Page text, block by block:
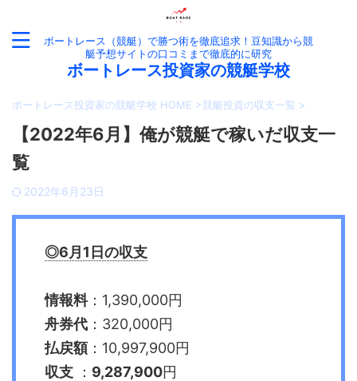
ボートレース（競艇）で勝つ術を徹底追求！豆知識から競
艇予想サイトの口コミまで徹底的に研究
ボートレース投資家の競艇学校
ボートレース投資家の競艇学校 HOME >競艇投資の収支一覧 >
【2022年6月】俺が競艇で稼いだ収支一
覧
2022年6月23日
◎6月1日の収支
情報料：1,390,000円
舟券代 ：320,000円
払戻額：10,997,900円
収支 ： 9,287,900円